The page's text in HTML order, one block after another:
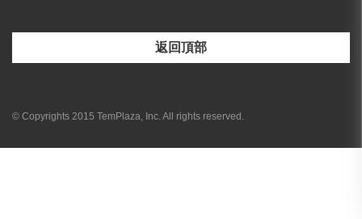
返回頂部
© Copyrights 2015 TemPlaza, Inc. All rights reserved.